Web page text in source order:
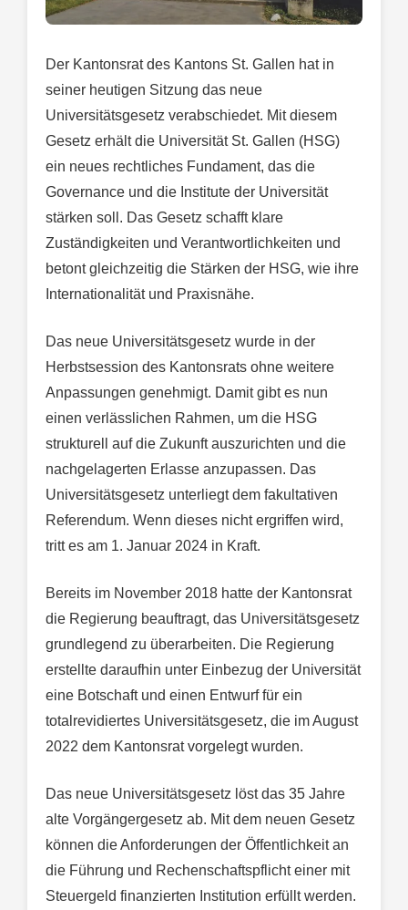
Der Kantonsrat des Kantons St. Gallen hat in
seiner heutigen Sitzung das neue
Universitätsgesetz verabschiedet. Mit diesem
Gesetz erhält die Universität St. Gallen (HSG)
ein neues rechtliches Fundament, das die
Governance und die Institute der Universität
stärken soll. Das Gesetz schafft klare
Zuständigkeiten und Verantwortlichkeiten und
betont gleichzeitig die Stärken der HSG, wie ihre
Internationalität und Praxisnähe.
Das neue Universitätsgesetz wurde in der
Herbstsession des Kantonsrats ohne weitere
Anpassungen genehmigt. Damit gibt es nun
einen verlässlichen Rahmen, um die HSG
strukturell auf die Zukunft auszurichten und die
nachgelagerten Erlasse anzupassen. Das
Universitätsgesetz unterliegt dem fakultativen
Referendum. Wenn dieses nicht ergriffen wird,
tritt es am 1. Januar 2024 in Kraft.
Bereits im November 2018 hatte der Kantonsrat
die Regierung beauftragt, das Universitätsgesetz
grundlegend zu überarbeiten. Die Regierung
erstellte daraufhin unter Einbezug der Universität
eine Botschaft und einen Entwurf für ein
totalrevidiertes Universitätsgesetz, die im August
2022 dem Kantonsrat vorgelegt wurden.
Das neue Universitätsgesetz löst das 35 Jahre
alte Vorgängergesetz ab. Mit dem neuen Gesetz
können die Anforderungen der Öffentlichkeit an
die Führung und Rechenschaftspflicht einer mit
Steuergeld finanzierten Institution erfüllt werden.